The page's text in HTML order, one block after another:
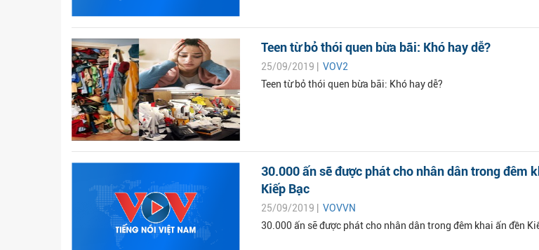
Teen từ bỏ thói quen bừa bãi: Khó hay dễ?
25/09/2019 | VOV2
Teen từ bỏ thói quen bừa bãi: Khó hay dễ?
30.000 ấn sẽ được phát cho nhân dân trong đêm
Kiếp Bạc
25/09/2019 | VOVVN
30.000 ấn sẽ được phát cho nhân dân trong đêm khai ấn đền